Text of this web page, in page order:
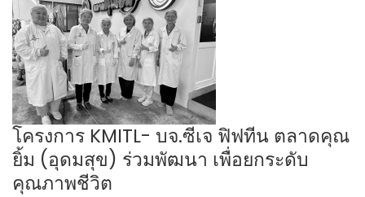
โครงการ KMITL- บจ.ซีเจ ฟิฟทีน ตลาดคุณ
ยิ้ม (อุดมสุข) ร่วมพัฒนา เพื่อยกระดับ
คุณภาพชีวิต